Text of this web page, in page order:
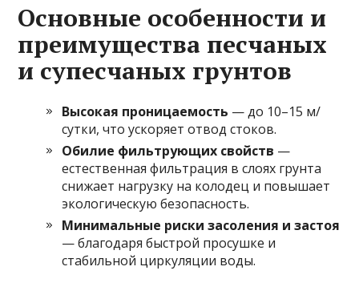
Основные особенности и
преимущества песчаных
и супесчаных грунтов
Высокая проницаемость — до 10–15 м/
сутки, что ускоряет отвод стоков.
Обилие фильтрующих свойств —
естественная фильтрация в слоях грунта
снижает нагрузку на колодец и повышает
экологическую безопасность.
Минимальные риски засоления и застоя
— благодаря быстрой просушке и
стабильной циркуляции воды.